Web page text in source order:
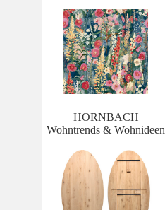
HORNBACH
Wohntrends & Wohnideen